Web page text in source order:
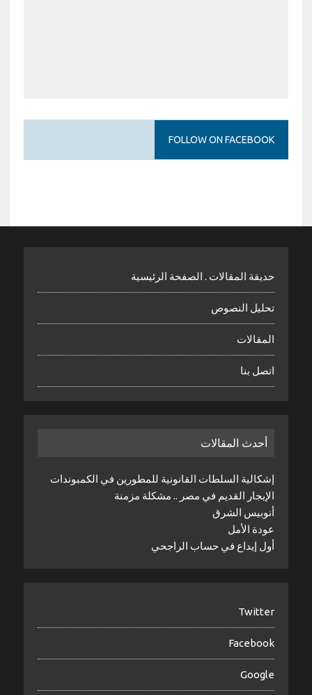
FOLLOW ON FACEBOOK
حديقة المقالات . الصفحة الرئيسية
تحليل النصوص
المقالات
اتصل بنا
أحدث المقالات
إشكالية السلطات القانونية للمطورين في الكمبوندات
الإيجار القديم في مصر .. مشكلة مزمنة
أنوبيس الشرق
عودة الأمل
أول إيداع في حساب الراجحي
Twitter
Facebook
Google